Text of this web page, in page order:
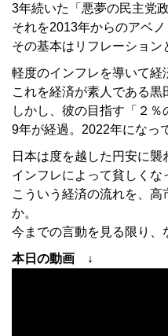
3年続いた「悪夢の民主党
それを2013年からのアベノ
その基本はリフレーション
軽度のインフレを導いて経
これを経済が素人である黒
しかし、彼の目指す「２％
9年が経過。2022年になっ
日本は度を越した円安に
インフレによって貧しくな
こういう経済の流れを、高
か。
今までの言動を見る限り、
本日の動画 ↓